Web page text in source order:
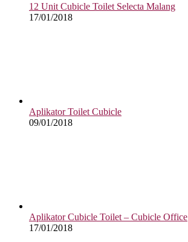
12 Unit Cubicle Toilet Selecta Malang
17/01/2018
Aplikator Toilet Cubicle
09/01/2018
Aplikator Cubicle Toilet – Cubicle Office
17/01/2018